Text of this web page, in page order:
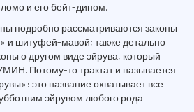
и его бейт-дином.
подробно рассматриваются законы
и шитуфей-мавой; также детально
о другом виде эйрува, который
Потому-то трактат и называется
это название охватывает все
эйрувом любого рода.